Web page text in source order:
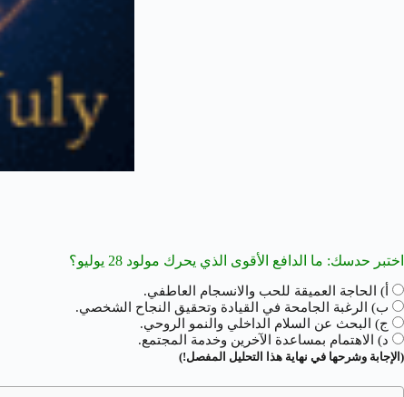
اختبر حدسك: ما الدافع الأقوى الذي يحرك مولود 28 يوليو؟
أ) الحاجة العميقة للحب والانسجام العاطفي.
ب) الرغبة الجامحة في القيادة وتحقيق النجاح الشخصي.
ج) البحث عن السلام الداخلي والنمو الروحي.
د) الاهتمام بمساعدة الآخرين وخدمة المجتمع.
(الإجابة وشرحها في نهاية هذا التحليل المفصل!)